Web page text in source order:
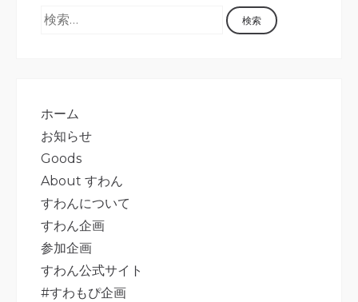
ホーム
お知らせ
Goods
About すわん
すわんについて
すわん企画
参加企画
すわん公式サイト
#すわもぴ企画